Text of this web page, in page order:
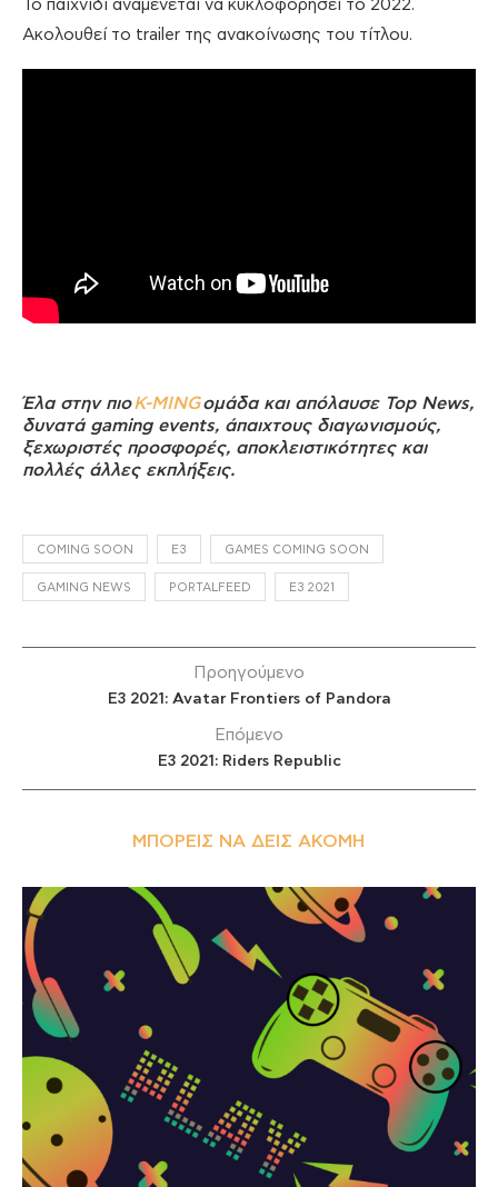
Το παιχνίδι αναμένεται να κυκλοφορήσει το 2022.
Ακολουθεί το trailer της ανακοίνωσης του τίτλου.
Έλα στην πιοK-MINGομάδα και απόλαυσε Top News,
δυνατά gaming events, άπαιχτους διαγωνισμούς,
ξεχωριστές προσφορές, αποκλειστικότητες και
πολλές άλλες εκπλήξεις.
COMING SOON E3 GAMES COMING SOON
GAMING NEWS PORTALFEED Ε3 2021
Προηγούμενο
E3 2021: Avatar Frontiers of Pandora
Επόμενο
E3 2021: Riders Republic
ΜΠΟΡΕΊΣ ΝΑ ΔΕΙΣ ΑΚΌΜΗ